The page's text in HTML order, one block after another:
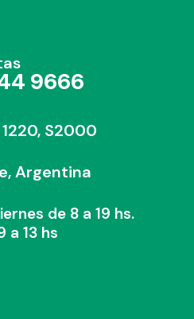
9666
S2000
Argentina
de 8 a 19 hs.
a 13 hs